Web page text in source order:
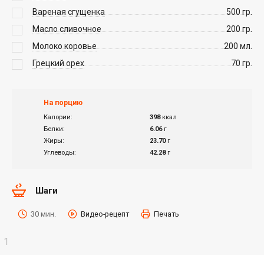
Вареная сгущенка
500 гр.
Масло сливочное
200 гр.
Молоко коровье
200 мл.
Грецкий орех
70 гр.
На порцию
Калории: 398ккал
Белки:
6.06г
Жиры:
23.70г
Углеводы:
42.28г
Шаги
30 мин. Видео-рецепт Печать